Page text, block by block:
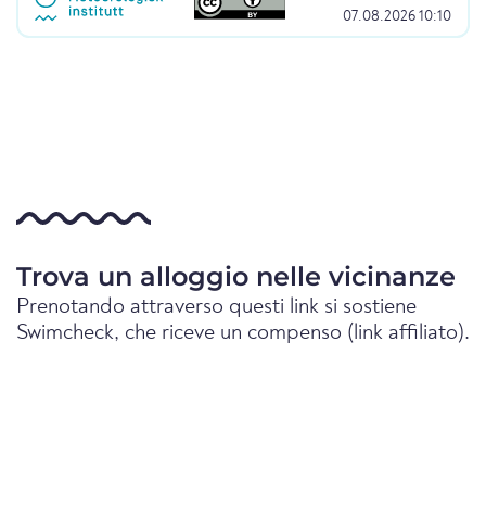
07.08.2026 10:10
Trova un alloggio nelle vicinanze
Prenotando attraverso questi link si sostiene
Swimcheck, che riceve un compenso (link affiliato).